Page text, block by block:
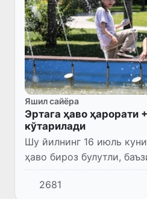
Яшил сайёра
Эртага ҳаво ҳарорати
кўтарилади
Шу йилнинг 16 июль
ҳаво бироз булутли,
ўзгарувчан бўлади,
кутилмайди.
2681